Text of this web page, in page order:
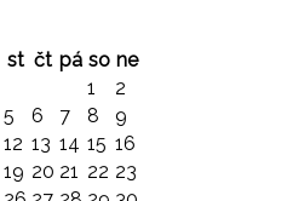
st čt pá so ne
1
2
5
6 7 8
9
12 13 14 15 16
19 20 21 22 23